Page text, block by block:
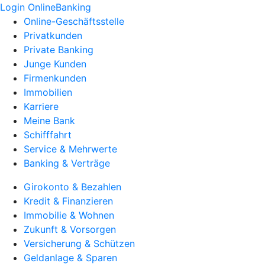
Login OnlineBanking
Online-Geschäftsstelle
Privatkunden
Private Banking
Junge Kunden
Firmenkunden
Immobilien
Karriere
Meine Bank
Schifffahrt
Service & Mehrwerte
Banking & Verträge
Girokonto & Bezahlen
Kredit & Finanzieren
Immobilie & Wohnen
Zukunft & Vorsorgen
Versicherung & Schützen
Geldanlage & Sparen